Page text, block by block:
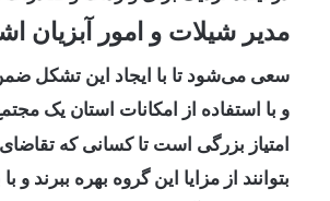
مدیر شیلات و امور آبزیان
سعی می‌شود تا با ایجاد این تشکل ضمن
و با استفاده از امکانات استان یک
امتیاز بزرگی است تا کسانی که
بتوانند از مزایا این گروه بهره